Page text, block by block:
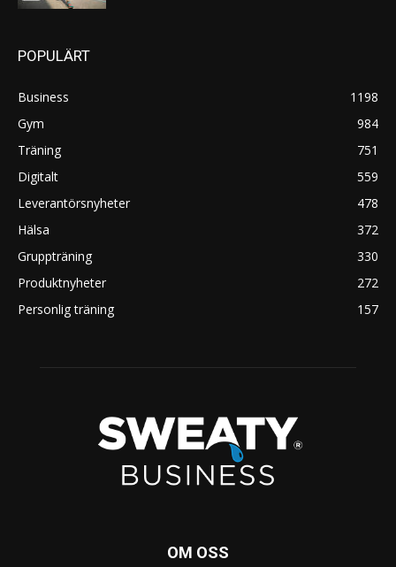
POPULÄRT
Business
1198
Gym
984
Träning
751
Digitalt
559
Leverantörsnyheter
478
Hälsa
372
Gruppträning
330
Produktnyheter
272
Personlig träning
157
OM OSS